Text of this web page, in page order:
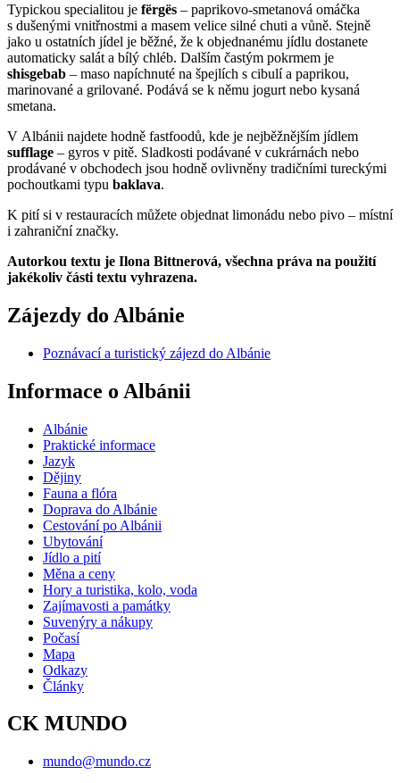
Typickou specialitou je fërgës – paprikovo-smetanová omáčka
s dušenými vnitřnostmi a masem velice silné chuti a vůně. Stejně
jako u ostatních jídel je běžné, že k objednanému jídlu dostanete
automaticky salát a bílý chléb. Dalším častým pokrmem je
shisgebab – maso napíchnuté na špejlích s cibulí a paprikou,
marinované a grilované. Podává se k němu jogurt nebo kysaná
smetana.
V Albánii najdete hodně fastfoodů, kde je nejběžnějším jídlem
sufflage – gyros v pitě. Sladkosti podávané v cukrárnách nebo
prodávané v obchodech jsou hodně ovlivněny tradičními tureckými
pochoutkami typu baklava.
K pití si v restauracích můžete objednat limonádu nebo pivo – místní
i zahraniční značky.
Autorkou textu je Ilona Bittnerová, všechna práva na použití
jakékoliv části textu vyhrazena.
Zájezdy do Albánie
Poznávací a turistický zájezd do Albánie
Informace o Albánii
Albánie
Praktické informace
Jazyk
Dějiny
Fauna a flóra
Doprava do Albánie
Cestování po Albánii
Ubytování
Jídlo a pití
Měna a ceny
Hory a turistika, kolo, voda
Zajímavosti a památky
Suvenýry a nákupy
Počasí
Mapa
Odkazy
Články
CK MUNDO
mundo@mundo.cz